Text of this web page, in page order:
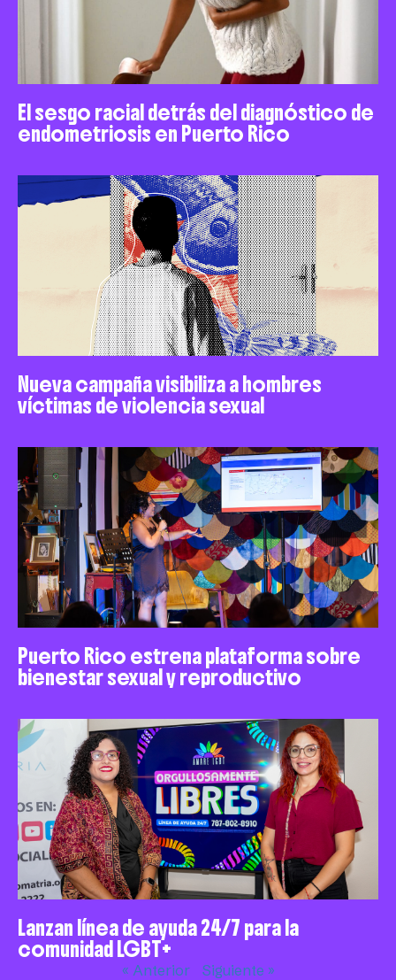
El sesgo racial detrás del diagnóstico de
endometriosis en Puerto Rico
Nueva campaña visibiliza a hombres
víctimas de violencia sexual
Puerto Rico estrena plataforma sobre
bienestar sexual y reproductivo
Lanzan línea de ayuda 24/7 para la
comunidad LGBT+
« Anterior Siguiente »